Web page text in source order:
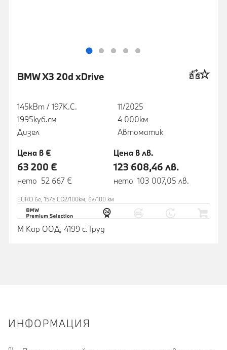
BMW X3 20d xDrive
145кВт / 197К.С.
1995куб.cм
Дизел
11/2025
4 000км
Автоматик
Цена в €
63 200 €
нето 52 667 €
Цена в лв.
123 608,46 лв.
нето 103 007,05 лв.
EURO 6e, 157г CO2/100км, 6л/100 км
М Кар ООД, 4199 с.Труд
ИНФОРМАЦИЯ